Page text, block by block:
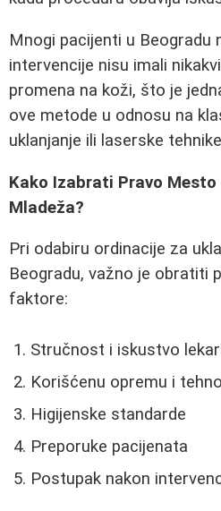
Mnogi pacijenti u Beogradu
intervencije nisu imali
promena na koži, što je
ove metode u odnosu na
uklanjanje ili laserske
Kako Izabrati Pravo
Mladeža?
Pri odabiru ordinacije za
Beogradu, važno je obratiti
faktore:
Stručnost i iskustvo
Korišćenu opremu i
Higijenske standarde
Preporuke pacijenata
Postupak nakon